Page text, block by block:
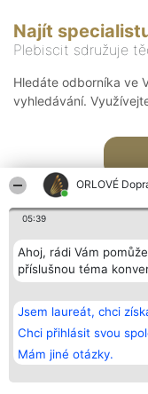
ORLOVÉ
05:39
Ahoj, rádi Vám
příslušnou téma
Jsem laureát, chci
Chci přihlásit svou
Mám jiné otázky.
Najít
Plebiscit sdružuje
Hledáte odborníka ve
vyhledávání.
Bright Side Solutions sp. z o.
o. sp. k.
ul. Ruska 22
Wrocław 50-079
KRS 0000749100 | Regon
381313360 | NIP 8943132676